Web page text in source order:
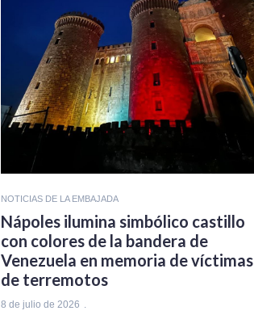
NOTICIAS DE LA EMBAJADA
Nápoles ilumina simbólico castillo
con colores de la bandera de
Venezuela en memoria de víctimas
de terremotos
8 de julio de 2026